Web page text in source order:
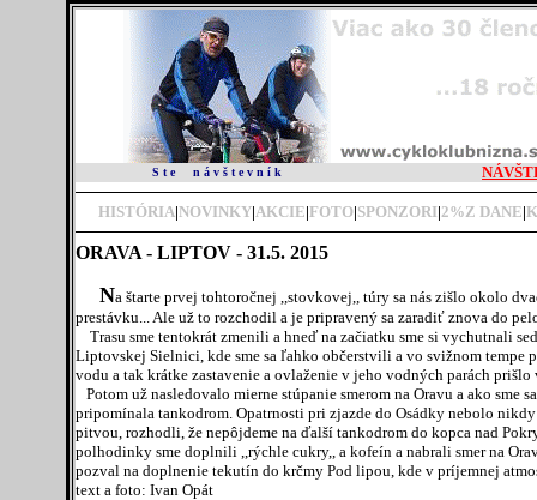
S t e n á v š t e v n í k
HISTÓRIA|NOVINKY|AKCIE|FOTO|SPONZORI|2%Z DANE|
ORAVA - LIPTOV - 31.5. 2015
Na štarte prvej tohtoročnej ,,stovkovej,, túry sa nás zišlo okolo
prestávku... Ale už to rozchodil a je pripravený sa zaradiť znova do
Trasu sme tentokrát zmenili a hneď na začiatku sme si vychutnali
Liptovskej Sielnici, kde sme sa ľahko občerstvili a vo svižnom
vodu a tak krátke zastavenie a ovlaženie v jeho vodných parách prišlo
Potom už nasledovalo mierne stúpanie smerom na Oravu a ako
pripomínala tankodrom. Opatrnosti pri zjazde do Osádky nebolo
pitvou, rozhodli, že nepôjdeme na ďalší tankodrom do kopca nad
polhodinky sme doplnili ,,rýchle cukry,, a kofeín a nabrali smer na
pozval na doplnenie tekutín do krčmy Pod lipou, kde v príjemnej
text a foto: Ivan Opát